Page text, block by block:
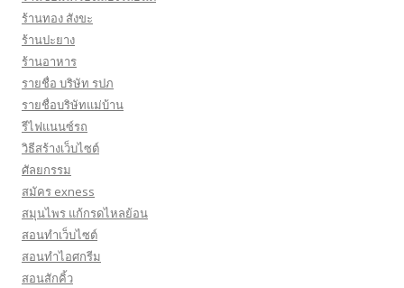
ร้านทอง สังขะ
ร้านปะยาง
ร้านอาหาร
รายชื่อ บริษัท รปภ
รายชื่อบริษัทแม่บ้าน
รีไฟแนนซ์รถ
วิธีสร้างเว็บไซต์
ศัลยกรรม
สมัคร exness
สมุนไพร แก้กรดไหลย้อน
สอนทำเว็บไซต์
สอนทำไอศกรีม
สอนสักคิ้ว